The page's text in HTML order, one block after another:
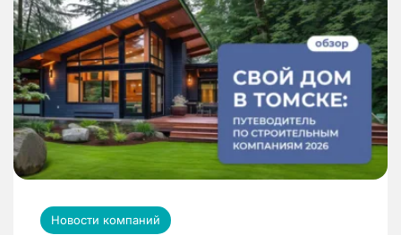
Новости компаний